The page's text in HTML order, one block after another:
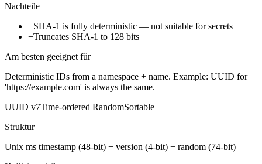
Nachteile
−SHA-1 is fully deterministic — not suitable for secrets
−Truncates SHA-1 to 128 bits
Am besten geeignet für
Deterministic IDs from a namespace + name. Example: UUID for
'https://example.com' is always the same.
UUID v7Time-ordered RandomSortable
Struktur
Unix ms timestamp (48-bit) + version (4-bit) + random (74-bit)